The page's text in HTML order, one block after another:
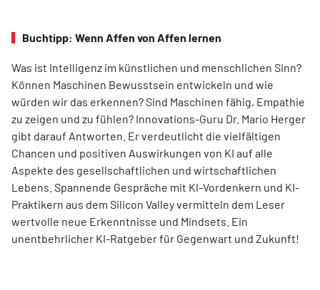
Buchtipp: Wenn Affen von Affen lernen
Was ist Intelligenz im künstlichen und menschlichen Sinn?
Können Maschinen Bewusstsein entwickeln und wie
würden wir das erkennen? Sind Maschinen fähig, Empathie
zu zeigen und zu fühlen? Innovations-Guru Dr. Mario Herger
gibt darauf Antworten. Er verdeutlicht die viel­fältigen
Chancen und positiven Auswirkungen von KI auf alle
Aspekte des gesellschaftlichen und wirtschaftlichen
Lebens. Spannende Gespräche mit KI-Vordenkern und KI-
Praktikern aus dem Silicon Valley vermitteln dem Leser
wertvolle neue Erkenntnisse und Mindsets. Ein
unentbehrlicher KI-Ratgeber für Gegenwart und Zukunft!